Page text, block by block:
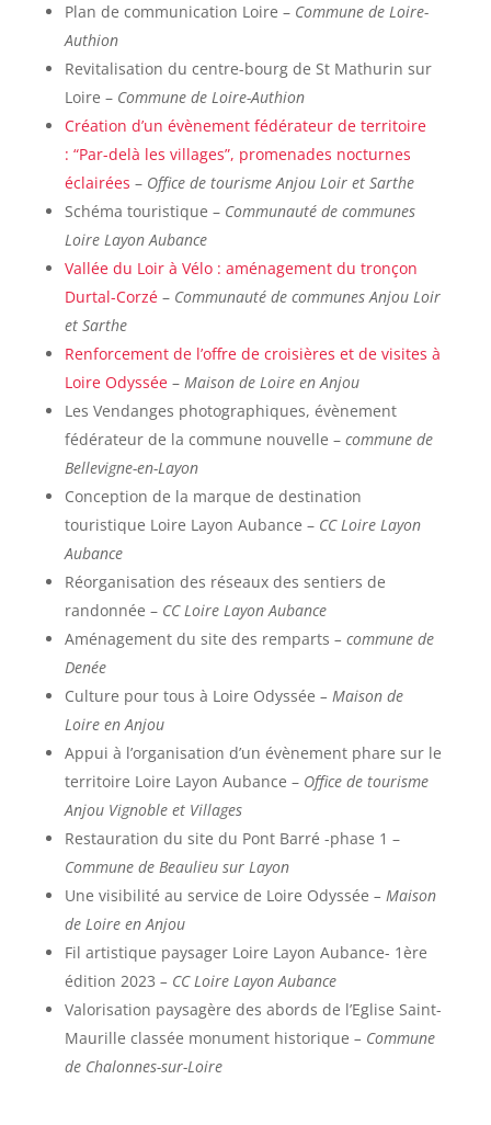
Plan de communication Loire –Commune de Loire-
Authion
Revitalisation du centre-bourg de St Mathurin sur
Loire –Commune de Loire-Authion
Création d’un évènement fédérateur de territoire
: “Par-delà les villages”, promenades nocturnes
éclairées – Office de tourisme Anjou Loir et Sarthe
Schéma touristique – Communauté de communes
Loire Layon Aubance
Vallée du Loir à Vélo : aménagement du tronçon
Durtal-Corzé– Communauté de communes Anjou Loir
et Sarthe
Renforcement de l’offre de croisières et de visites à
Loire Odyssée– Maison de Loire en Anjou
Les Vendanges photographiques, évènement
fédérateur de la commune nouvelle – commune de
Bellevigne-en-Layon
Conception de la marque de destination
touristique Loire Layon Aubance –CC Loire Layon
Aubance
Réorganisation des réseaux des sentiers de
randonnée – CC Loire Layon Aubance
Aménagement du site des remparts – commune de
Denée
Culture pour tous à Loire Odyssée – Maison de
Loire en Anjou
Appui à l’organisation d’un évènement phare sur le
territoire Loire Layon Aubance – Office de tourisme
Anjou Vignoble et Villages
Restauration du site du Pont Barré -phase 1 –
Commune de Beaulieu sur Layon
Une visibilité au service de Loire Odyssée – Maison
de Loire en Anjou
Fil artistique paysager Loire Layon Aubance- 1ère
édition 2023 – CC Loire Layon Aubance
Valorisation paysagère des abords de l’Eglise Saint-
Maurille classée monument historique – Commune
de Chalonnes-sur-Loire